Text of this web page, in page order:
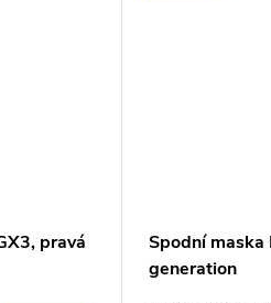
pravá
Spodní maska
generation